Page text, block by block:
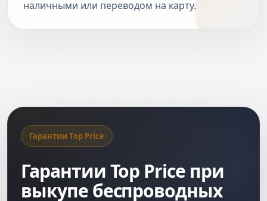
наличными или переводом на карту.
Гарантии Top Price
Гарантии Top Price при
выкупе беспроводных